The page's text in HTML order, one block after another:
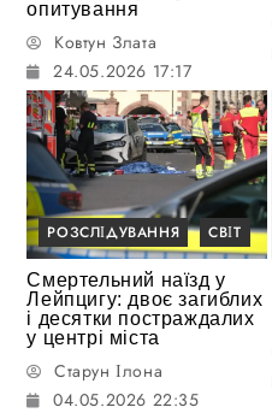
опитування
Ковтун Злата
24.05.2026 17:17
РОЗСЛІДУВАННЯ СВІТ
Смертельний наїзд у
Лейпцигу: двоє загиблих
і десятки постраждалих
у центрі міста
Старун Ілона
04.05.2026 22:35